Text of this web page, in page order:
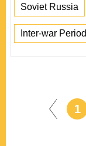
Soviet Russia
Inter-war Period
1